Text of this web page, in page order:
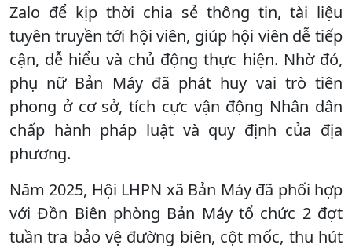
Zalo để kịp thời chia sẻ thông tin, tài liệu
tuyên truyền tới hội viên, giúp hội viên dễ tiếp
cận, dễ hiểu và chủ động thực hiện. Nhờ đó,
phụ nữ Bản Máy đã phát huy vai trò tiên
phong ở cơ sở, tích cực vận động Nhân dân
chấp hành pháp luật và quy định của địa
phương.
Năm 2025, Hội LHPN xã Bản Máy đã phối hợp
với Đồn Biên phòng Bản Máy tổ chức 2 đợt
tuần tra bảo vệ đường biên, cột mốc, thu hút